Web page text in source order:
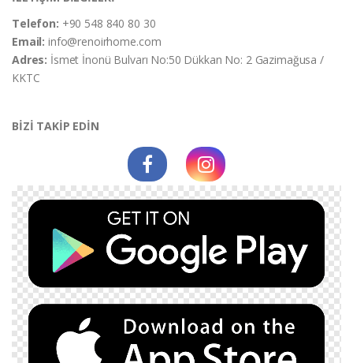
Telefon: +90 548 840 80 30
Email:info@renoirhome.com
Adres: İsmet İnonü Bulvarı No:50 Dükkan No: 2 Gazimağusa /
KKTC
BİZİ TAKİP EDİN